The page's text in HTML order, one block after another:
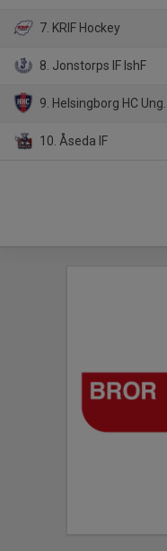
7. KRIF Hockey
8. Jonstorps IF IshF
9. Helsingborg HC Ungdom
10. Åseda IF